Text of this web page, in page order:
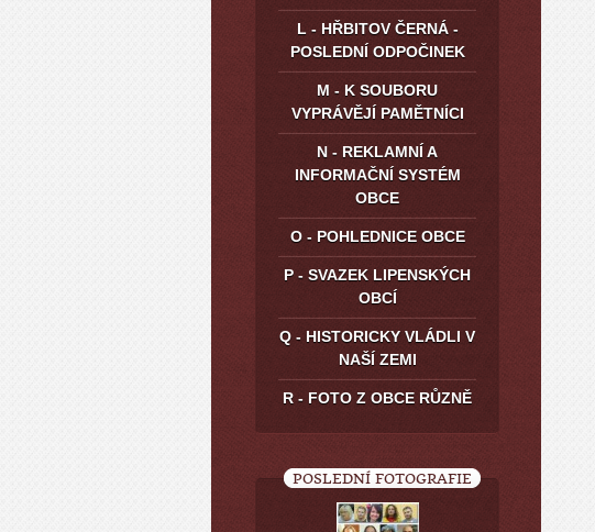
L - HŘBITOV ČERNÁ -
POSLEDNÍ ODPOČINEK
M - K SOUBORU
VYPRÁVĚJÍ PAMĚTNÍCI
N - REKLAMNÍ A
INFORMAČNÍ SYSTÉM
OBCE
O - POHLEDNICE OBCE
P - SVAZEK LIPENSKÝCH
OBCÍ
Q - HISTORICKY VLÁDLI V
NAŠÍ ZEMI
R - FOTO Z OBCE RŮZNĚ
POSLEDNÍ FOTOGRAFIE